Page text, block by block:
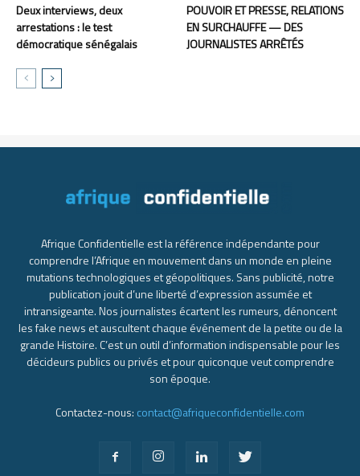
Deux interviews, deux
arrestations : le test
démocratique sénégalais
POUVOIR ET PRESSE, RELATIONS
EN SURCHAUFFE — DES
JOURNALISTES ARRÊTÉS
Afrique Confidentielle est la référence indépendante pour
comprendre l’Afrique en mouvement dans un monde en pleine
mutations technologiques et géopolitiques. Sans publicité, notre
publication jouit d’une liberté d’expression assumée et
intransigeante. Nos journalistes écartent les rumeurs, dénoncent
les fake news et auscultent chaque événement de la petite ou de la
grande Histoire. C’est un outil d’information indispensable pour les
décideurs publics ou privés et pour quiconque veut comprendre
son époque.
Contactez-nous: contact@afriqueconfidentielle.com